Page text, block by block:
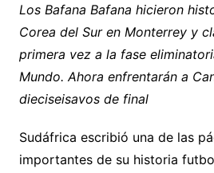
p
y
Li
n
ai
l
at
s
A
p
e
gr
a
m
c
e
b
o
k
Los Bafana Bafana hicieron
Corea del Sur en Monterrey y
primera vez a la fase
Mundo. Ahora enfrentarán a
dieciseisavos de final
Sudáfrica escribió una de las
importantes de su historia